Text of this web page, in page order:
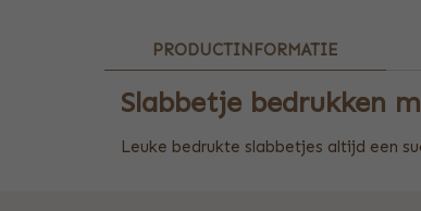
PRODUCTINFORMATIE
Slabbetje bedrukken
Leuke bedrukte slabbetjes altijd een